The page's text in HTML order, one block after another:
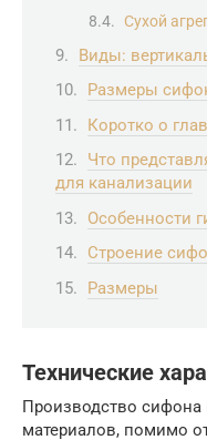
Сухой
Виды:
Размеры
Коротко о
Что
для канализации
Особенности
Строение
Размеры
Технические
Производство сифона
материалов, помимо